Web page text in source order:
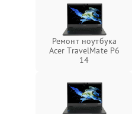
Ремонт ноутбука
Acer TravelMate P6
14